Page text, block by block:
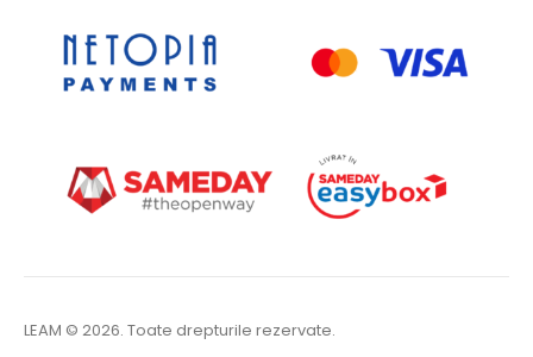
LEAM © 2026. Toate drepturile rezervate.